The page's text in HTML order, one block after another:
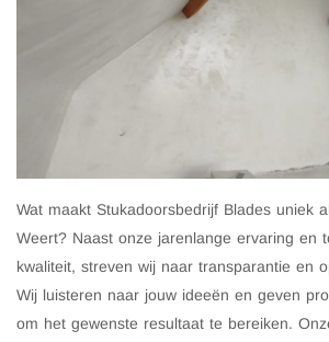
Wat maakt Stukadoorsbedrijf Blades uniek
Weert? Naast onze jarenlange ervaring en
kwaliteit, streven wij naar transparantie en
Wij luisteren naar jouw ideeën en geven
om het gewenste resultaat te bereiken.